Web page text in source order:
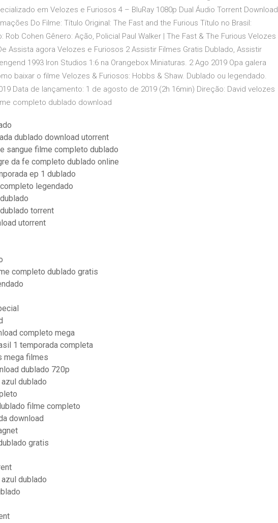
em Velozes e Furiosos 4 – BluRay 1080p Dual Áudio Torrent Download
Do Filme: Título Original: The Fast and the Furious Título no Brasil:
Cohen Gênero: Ação, Policial Paul Walker | The Fast & The Furious Velozes
Assista agora Velozes e Furiosos 2 Assistir Filmes Gratis Dublado, Assistir
1993 Iron Studios 1:6 na Orangebox Miniaturas. 2 Ago 2019 Opa galera
baixar o filme Velozes & Furiosos: Hobbs & Shaw. Dublado ou legendado.
Data de lançamento: 1 de agosto de 2019 (2h 16min) Direção: David velozes
completo dublado download
dublado download utorrent
sangue filme completo dublado
da fe completo dublado online
ep 1 dublado
legendado
torrent
utorrent
completo dublado gratis
completo mega
1 temporada completa
mega filmes
dublado 720p
dublado
filme completo
download
gratis
dublado